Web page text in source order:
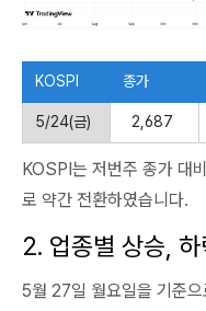
KOSPI 종가
5/24(금) 2,687
KOSPI는 저번주 종가 대
로 약간 전환하였습니다.
2. 업종별 상승, 하
5월 27일 월요일을 기준